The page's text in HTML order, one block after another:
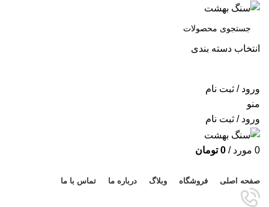
انتخاب دسته بندی
ورود / ثبت نام
منو
ورود / ثبت نام
0 مورد /
0 تومان
صفحه اصلی فروشگاه وبلاگ درباره ما تماس با ما